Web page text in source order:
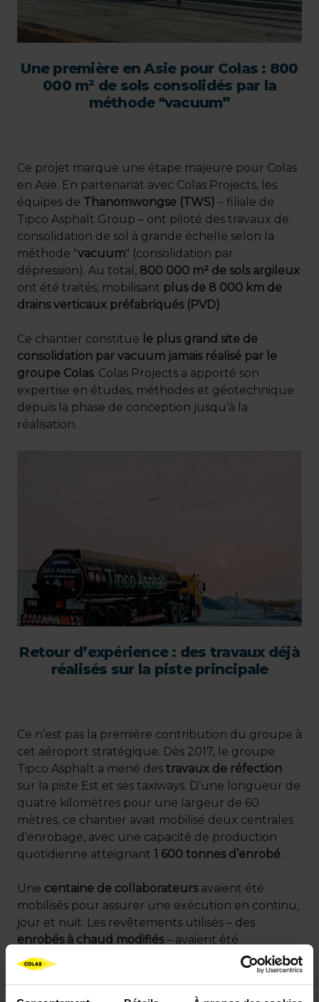
Une première en Asie pour Colas : 800
000 m² de sols consolidés par la
méthode "vacuum”
Ce projet marque une étape majeure pour Colas
en Asie. En partenariat avec Colas Projects, les
équipes de Thanomwongse (TWS) – filiale de
Tipco Asphalt Group – ont piloté des travaux de
consolidation de sol à grande échelle selon la
méthode "vacuum" (consolidation par
dépression). Au total, 800 000 m² de sols argileux
ont été traités, mobilisant plus de 8 000 km de
drains verticaux préfabriqués (PVD).
Ce chantier constitue le plus grand site de
consolidation par vacuum jamais réalisé par le
groupe Colas. Colas Projects a apporté son
expertise en études, méthodes et géotechnique
depuis la phase de conception jusqu’à la
réalisation.
Retour d’expérience : des travaux déjà
réalisés sur la piste principale
Ce n’est pas la première contribution du groupe à
cet aéroport stratégique. Dès 2017, le groupe
Tipco Asphalt a mené des travaux de réfection
sur la piste Est et ses taxiways. D’une longueur de
quatre kilomètres pour une largeur de 60
mètres, ce chantier avait mobilisé deux centrales
d’enrobage, avec une capacité de production
quotidienne atteignant 1 600 tonnes d’enrobé.
Une centaine de collaborateursavaient été
mobilisés pour assurer une exécution en continu,
jour et nuit. Les revêtements utilisés – des
enrobés à chaud modifiés– avaient été
spécifiquement conçus pour résister
aux charges
lourdes des avions
et aux fortes contraintes